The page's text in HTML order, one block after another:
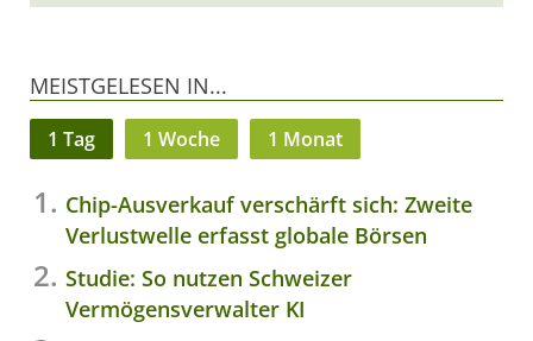
MEISTGELESEN IN...
1 Tag 1 Woche 1 Monat
Chip-Ausverkauf verschärft sich: Zweite
Verlustwelle erfasst globale Börsen
Studie: So nutzen Schweizer
Vermögensverwalter KI